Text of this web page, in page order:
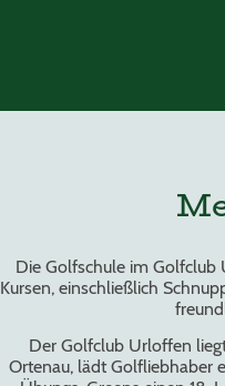
Die Golfschule im Golfclub
Kursen, einschließlich
Der Golfclub Urloffen
Ortenau, lädt Golfliebhaber